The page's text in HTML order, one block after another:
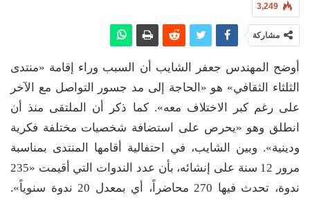
3,249
مشاركة
أوضح المهندس جعفر الشايب أن السبب وراء إقامة «منتدى
الثلثاء الثقافي» هو «الحاجة إلى مد جسور التواصل مع الآخر
على رغم كبر الاختلاف معه». كما ذكر أن الملتقى منذ أن
انطلق وهو «يحرص على استضافة شخصيات مختلفة فكرية
ودينية». وبين الشايب، في احتفالية أقامها المنتدى بمناسبة
مرور 12 سنة على إنشائه، بأن عدد الندوات التي أقيمت «235
ندوة، تحدث فيها 270 محاضراً، أي بمعدل 20 ندوة سنوياً».